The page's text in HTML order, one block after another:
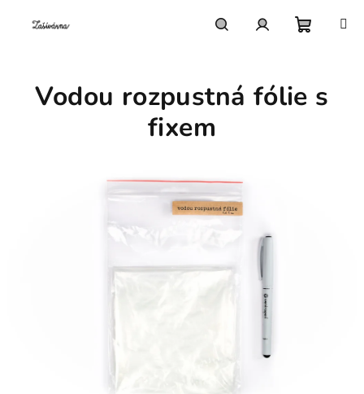
košík
Vodou rozpustná fólie s
fixem